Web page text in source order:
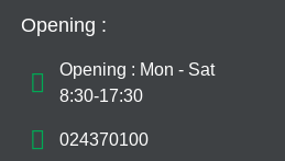
Opening :
Opening : Mon - Sat
8:30-17:30
024370100